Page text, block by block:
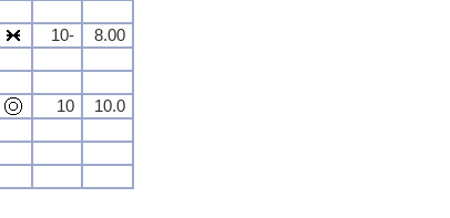
10-
8.00
10
10.0